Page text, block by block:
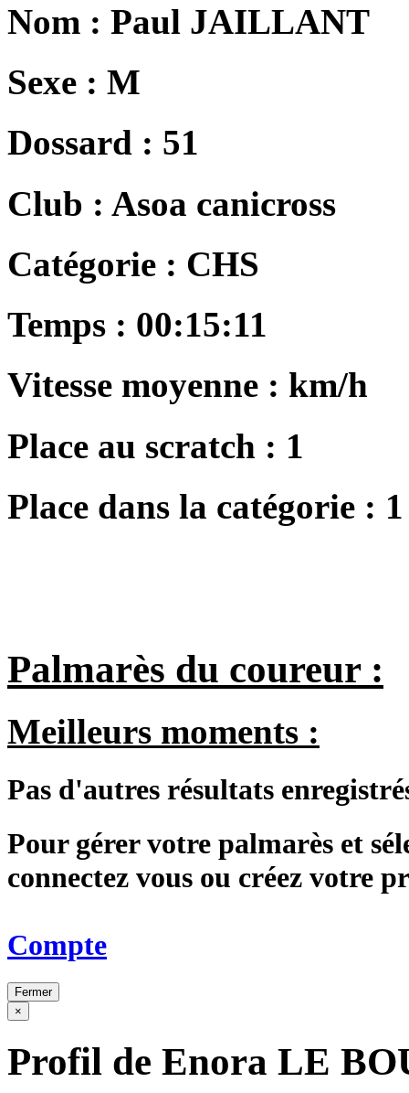
Nom : Paul JAILLANT
Sexe : M
Dossard : 51
Club : Asoa canicross
Catégorie : CHS
Temps : 00:15:11
Vitesse moyenne : km/h
Place au scratch : 1
Place dans la catégorie : 1
Palmarès du coureur :
Meilleurs moments :
Pas d'autres résultats
Pour gérer votre palmarès et
connectez vous ou créez votre
Compte
Fermer
×
Profil de Enora LE